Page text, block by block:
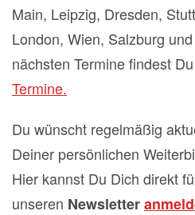
Main, Leipzig, Dresden,
London, Wien, Salzburg
nächsten Termine findest
Termine.
Du wünscht regelmäßig
Deiner persönlichen
Hier kannst Du Dich direkt
unseren Newsletter